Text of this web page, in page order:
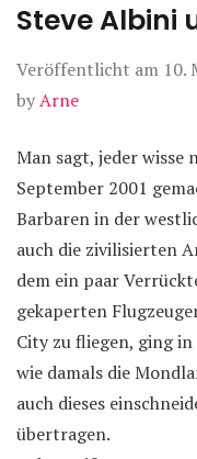
Steve Albini
Veröffentlicht am 10.
byArne
Man sagt, jeder wisse
September 2001
Barbaren in der
auch die zivilisierten
dem ein paar
gekaperten
City zu fliegen, ging
wie damals die
auch dieses
übertragen.